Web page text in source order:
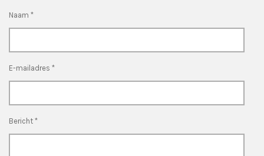
Naam *
E-mailadres *
Bericht *